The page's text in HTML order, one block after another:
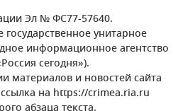
Эл № ФС77-57640.
унитарное
информационное агентство
сегодня»).
материалов и новостей сайта
на https://crimea.ria.ru